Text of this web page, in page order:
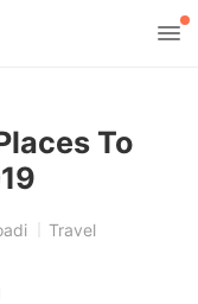
To
Travel